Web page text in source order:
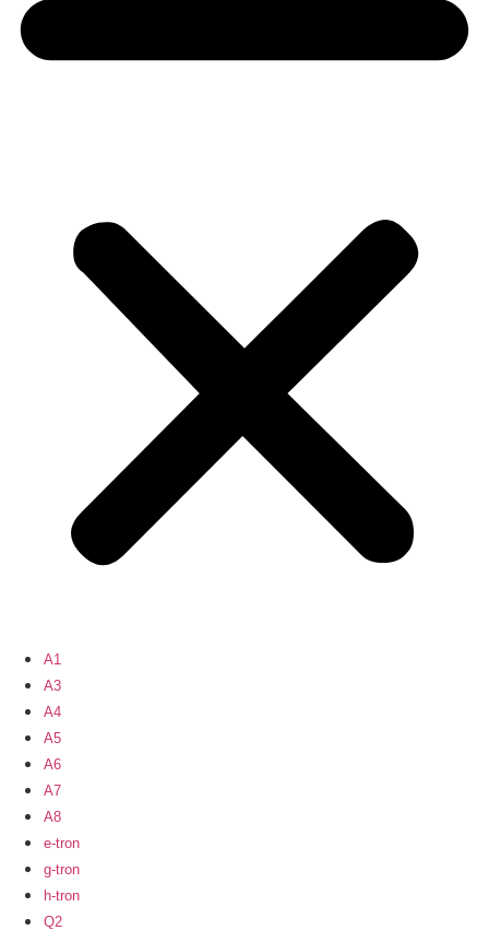
A1
A3
A4
A5
A6
A7
A8
e-tron
g-tron
h-tron
Q2